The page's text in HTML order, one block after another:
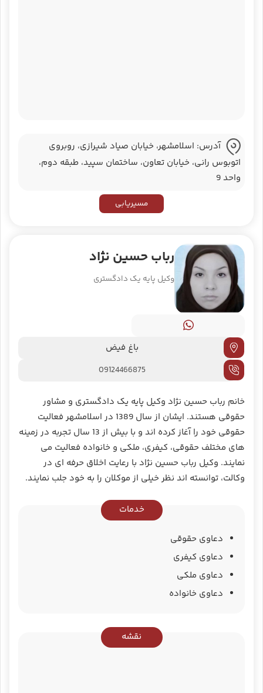
آدرس: اسلامشهر، خیابان صیاد شیرازی، روبروی
اتوبوس رانی، خیابان تعاون، ساختمان سپید، طبقه دوم،
واحد 9
مسیریابی
رباب حسین نژاد
وکیل پایه یک دادگستری
باغ فیض
09124466875
خانم رباب حسین نژاد وکیل پایه یک دادگستری و مشاور
حقوقی هستند. ایشان از سال 1389 در اسلامشهر فعالیت
حقوقی خود را آغاز کرده اند و با بیش از 13 سال تجربه در زمینه‌
های مختلف حقوقی، کیفری، ملکی و خانواده فعالیت می
نمایند. وکیل رباب حسین نژاد با رعایت اخلاق حرفه ای در
وکالت، توانسته اند نظر خیلی از موکلان را به خود جلب نمایند.
خدمات
دعاوی حقوقی
دعاوی کیفری
دعاوی ملکی
دعاوی خانواده
نقشه